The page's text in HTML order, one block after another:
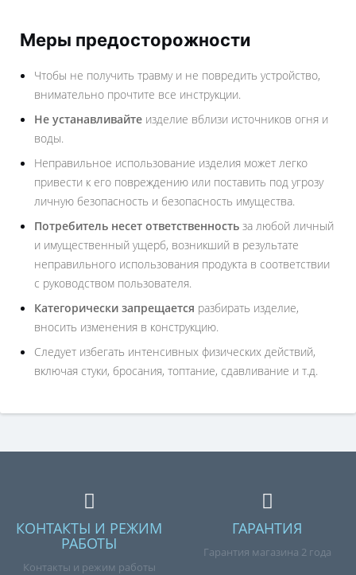
Меры предосторожности
Чтобы не получить травму и не повредить устройство,
внимательно прочтите все инструкции.
Не устанавливайте изделие вблизи источников огня и
воды.
Неправильное использование изделия может легко
привести к его повреждению или поставить под угрозу
личную безопасность и безопасность имущества.
Потребитель несет ответственность за любой личный
и имущественный ущерб, возникший в результате
неправильного использования продукта в соответствии
с руководством пользователя.
Категорически запрещается разбирать изделие,
вносить изменения в конструкцию.
Следует избегать интенсивных физических действий,
включая стуки, бросания, топтание, сдавливание и т.д.
КОНТАКТЫ И РЕЖИМ
РАБОТЫ
Контакты и режим работы
ГАРАНТИЯ
Гарантия магазина 2 года